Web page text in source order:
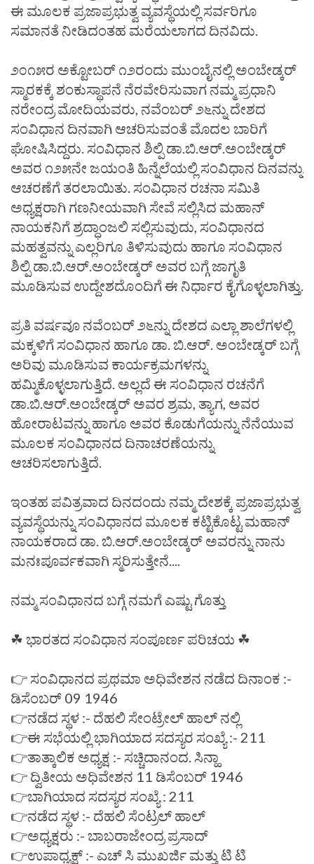
ಈ ಮೂಲಕ ಪ್ರಜಾಪ್ರಭುತ್ವ ವ್ಯವಸ್ಥೆಯಲ್ಲಿ ಸರ್ವರಿಗೂ
ಸಮಾನತೆ ನೀಡಿದಂತಹ ಮರೆಯಲಾಗದ ದಿನವಿದು.
೨೦೧೫ರ ಅಕ್ಟೋಬರ್ ೧೨ರಂದು ಮುಂಬೈನಲ್ಲಿ ಅಂಬೇಡ್ಕರ್
ಸ್ಮಾರಕಕ್ಕೆ ಶಂಕುಸ್ಥಾಪನೆ ನೆರವೇರಿಸುವಾಗ ನಮ್ಮ ಪ್ರಧಾನಿ
ನರೇಂದ್ರ ಮೋದಿಯವರು, ನವೆಂಬರ್ ೨೬ನ್ನು ದೇಶದ
ಸಂವಿಧಾನ ದಿನವಾಗಿ ಆಚರಿಸುವಂತೆ ಮೊದಲ ಬಾರಿಗೆ
ಘೋಷಿಸಿದ್ದರು. ಸಂವಿಧಾನ ಶಿಲ್ಪಿ ಡಾ.ಬಿ.ಆರ್.ಅಂಬೇಡ್ಕರ್
ಅವರ ೧೨೫ನೇ ಜಯಂತಿ ಹಿನ್ನೆಲೆಯಲ್ಲಿ ಸಂವಿಧಾನ ದಿನವನ್ನು
ಆಚರಣೆಗೆ ತರಲಾಯಿತು. ಸಂವಿಧಾನ ರಚನಾ ಸಮಿತಿ
ಅಧ್ಯಕ್ಷರಾಗಿ ಗಣನೀಯವಾಗಿ ಸೇವೆ ಸಲ್ಲಿಸಿದ ಮಹಾನ್
ನಾಯಕನಿಗೆ ಶ್ರದ್ಧಾಂಜಲಿ ಸಲ್ಲಿಸುವುದು, ಸಂವಿಧಾನದ
ಮಹತ್ವವನ್ನು ಎಲ್ಲರಿಗೂ ತಿಳಿಸುವುದು ಹಾಗೂ ಸಂವಿಧಾನ
ಶಿಲ್ಪಿ ಡಾ.ಬಿ.ಆರ್.ಅಂಬೇಡ್ಕರ್ ಅವರ ಬಗ್ಗೆ ಜಾಗೃತಿ
ಮೂಡಿಸುವ ಉದ್ದೇಶದೊಂದಿಗೆ ಈ ನಿರ್ಧಾರ ಕೈಗೊಳ್ಳಲಾಗಿತ್ತು.
ಪ್ರತಿ ವರ್ಷವೂ ನವೆಂಬರ್ ೨೬ನ್ನು ದೇಶದ ಎಲ್ಲಾ ಶಾಲೆಗಳಲ್ಲಿ
ಮಕ್ಕಳಿಗೆ ಸಂವಿಧಾನ ಹಾಗೂ ಡಾ. ಬಿ.ಆರ್. ಅಂಬೇಡ್ಕರ್ ಬಗ್ಗೆ
ಅರಿವು ಮೂಡಿಸುವ ಕಾರ್ಯಕ್ರಮಗಳನ್ನು
ಹಮ್ಮಿಕೊಳ್ಳಲಾಗುತ್ತಿದೆ. ಅಲ್ಲದೆ ಈ ಸಂವಿಧಾನ ರಚನೆಗೆ
ಡಾ.ಬಿ.ಆರ್.ಅಂಬೇಡ್ಕರ್ ಅವರ ಶ್ರಮ, ತ್ಯಾಗ, ಅವರ
ಹೋರಾಟವನ್ನು ಹಾಗೂ ಅವರ ಕೊಡುಗೆಯನ್ನು ನೆನೆಯುವ
ಮೂಲಕ ಸಂವಿಧಾನದ ದಿನಾಚರಣೆಯನ್ನು
ಆಚರಿಸಲಾಗುತ್ತಿದೆ.
ಇಂತಹ ಪವಿತ್ರವಾದ ದಿನದಂದು ನಮ್ಮ ದೇಶಕ್ಕೆ ಪ್ರಜಾಪ್ರಭುತ್ವ
ವ್ಯವಸ್ಥೆಯನ್ನು ಸಂವಿಧಾನದ ಮೂಲಕ ಕಟ್ಟಿಕೊಟ್ಟ ಮಹಾನ್
ನಾಯಕರಾದ ಡಾ. ಬಿ.ಆರ್.ಅಂಬೇಡ್ಕರ್ ಅವರನ್ನು ನಾನು
ಮನಃಪೂರ್ವಕವಾಗಿ ಸ್ಮರಿಸುತ್ತೇನೆ....
ನಮ್ಮ ಸಂವಿಧಾನದ ಬಗ್ಗೆ ನಮಗೆ ಎಷ್ಟು ಗೊತ್ತು
☘ ಭಾರತದ ಸಂವಿಧಾನ ಸಂಪೂರ್ಣ ಪರಿಚಯ ☘
👉 ಸಂವಿಧಾನದ ಪ್ರಥಮಾ ಅಧಿವೇಶನ ನಡೆದ ದಿನಾಂಕ :-
ಡಿಸೆಂಬರ್ 09 1946
👉ನಡೆದ ಸ್ಥಳ :- ದೆಹಲಿ ಸೇಂಟ್ರೇಲ್ ಹಾಲ್ ನಲ್ಲಿ
👉ಈ ಸಭೆಯಲ್ಲಿ ಭಾಗಿಯಾದ ಸದಸ್ಯರ ಸಂಖ್ಯೆ :- 211
👉ತಾತ್ಕಾಲಿಕ ಅಧ್ಯಕ್ಷ :- ಸಚ್ಚಿದಾನಂದ. ಸಿನ್ಹಾ
👉 ದ್ವಿತೀಯ ಅಧಿವೇಶನ 11 ಡಿಸೆಂಬರ್ 1946
👉ಬಾಗಿಯಾದ ಸದಸ್ಯರ ಸಂಖ್ಯೆ : 211
👉ನಡೆದ ಸ್ಥಳ :- ದೆಹಲಿ ಸೆಂಟ್ರಲ್ ಹಾಲ್
👉ಅಧ್ಯಕ್ಷರು :- ಬಾಬರಾಜೇಂದ್ರ ಪ್ರಸಾದ್
👉ಉಪಾಧ್ಯಕ್ಷ್ :- ಎಚ್ ಸಿ ಮುಖರ್ಜಿ ಮತ್ತು ಟಿ ಟಿ